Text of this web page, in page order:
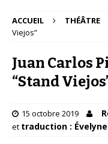
ACCUEIL THÉÂTRE
Viejos”
Juan Carlos
“Stand
15 octobre 2019
et traduction :